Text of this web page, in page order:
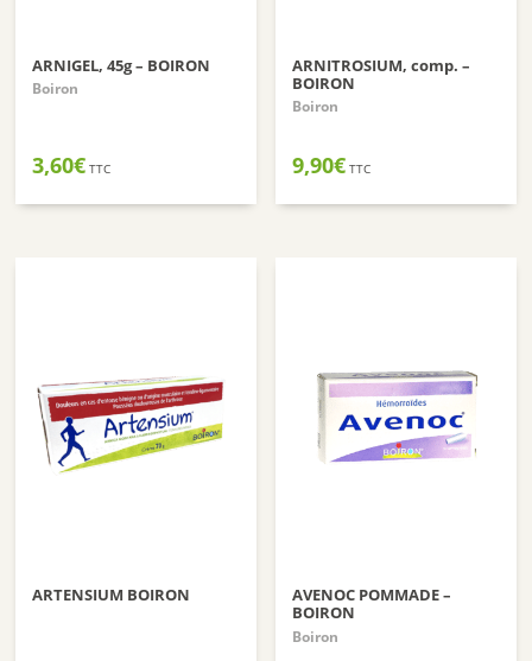
ARNIGEL, 45g – BOIRON
Boiron
3,60€ TTC
ARNITROSIUM, comp. –
BOIRON
Boiron
9,90€ TTC
ARTENSIUM BOIRON
AVENOC POMMADE –
BOIRON
Boiron